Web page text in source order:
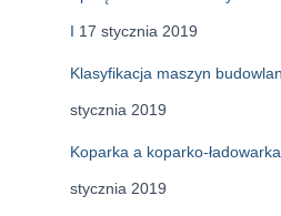
I 17 stycznia 2019
Klasyfikacja maszyn
stycznia 2019
Koparka a koparko-ładowarka
stycznia 2019